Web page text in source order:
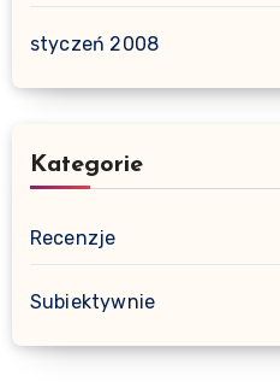
styczeń 2008
Kategorie
Recenzje
Subiektywnie